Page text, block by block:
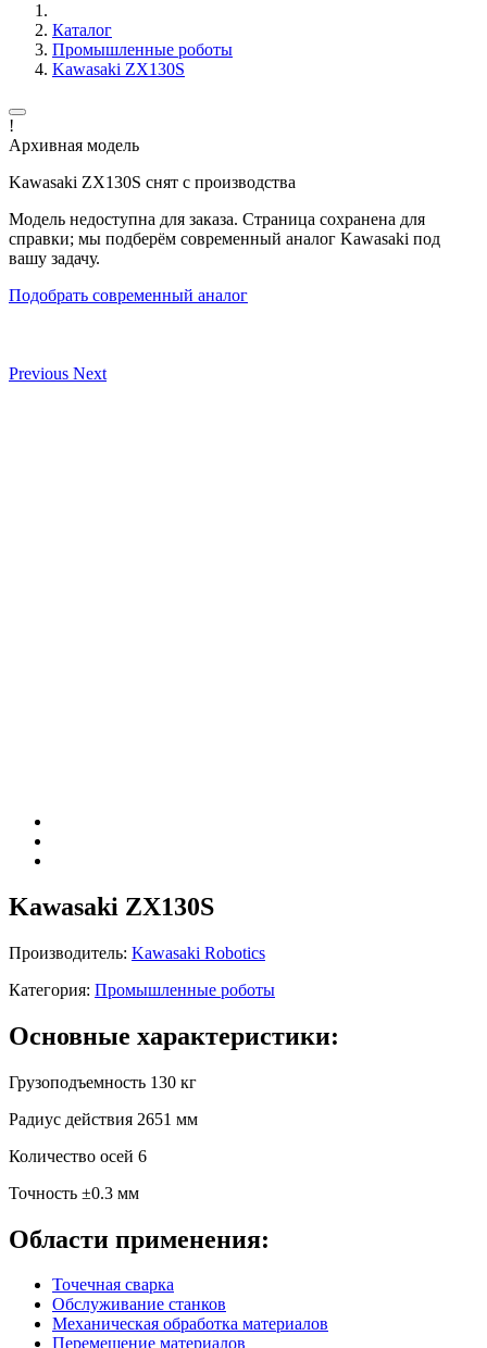
Каталог
Промышленные роботы
Kawasaki ZX130S
!
Архивная модель
Kawasaki ZX130S снят с производства
Модель недоступна для заказа. Страница сохранена для
справки; мы подберём современный аналог Kawasaki под
вашу задачу.
Подобрать современный аналог
Previous Next
Kawasaki ZX130S
Производитель: Kawasaki Robotics
Категория: Промышленные роботы
Основные характеристики:
Грузоподъемность 130 кг
Радиус действия 2651 мм
Количество осей 6
Точность ±0.3 мм
Области применения:
Точечная сварка
Обслуживание станков
Механическая обработка материалов
Перемещение материалов